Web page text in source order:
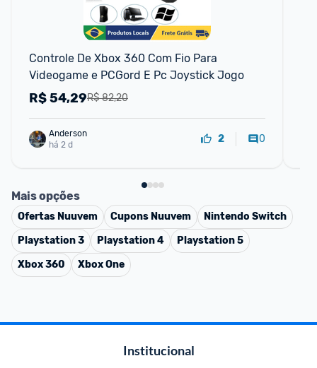
Controle De Xbox 360 Com Fio Para
Videogame e PCGord E Pc Joystick Jogo
R$ 82,20
R$54,29
Anderson
há 2 d
2 0
Mais opções
Ofertas Nuuvem Cupons Nuuvem
Nintendo Switch
Playstation 3
Playstation 4
Playstation 5
Xbox 360
Xbox One
Institucional